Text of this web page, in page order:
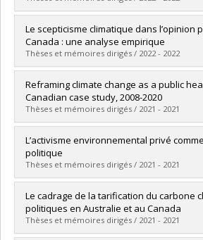
Lien vers le document dans Papyrus
Graduate :Dufour, Caroline
Cycle :Master's
Grade :M. Sc.
Lien vers le document dans Papyrus
Le scepticisme climatique dans l’opinion
Canada : une analyse empirique
Thèses et mémoires dirigés / 2022 - 2022
Graduate :Basillais, Audrey
Cycle :Master's
Grade :M.A.
Lien vers le document dans Papyrus
Reframing climate change as a public
Canadian case study, 2008-2020
Thèses et mémoires dirigés / 2021 - 2021
Graduate :Pillod, Alizee
Cycle :Master's
Grade :M. Sc.
Lien vers le document dans Papyrus
L’activisme environnemental privé
politique
Thèses et mémoires dirigés / 2021 - 2021
Graduate :Rochon, Jérémie
Cycle :Master's
Grade :M. Sc.
Lien vers le document dans Papyrus
Le cadrage de la tarification du carbone
politiques en Australie et au Canada
Thèses et mémoires dirigés / 2021 - 2021